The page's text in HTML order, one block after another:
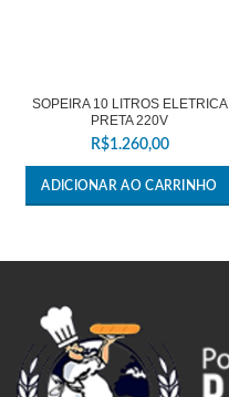
SOPEIRA 10 LITROS ELETRICA
PRETA 220V
R$1.260,00
ADICIONAR AO CARRINHO